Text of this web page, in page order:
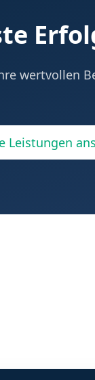
wertvollen
Leistungen